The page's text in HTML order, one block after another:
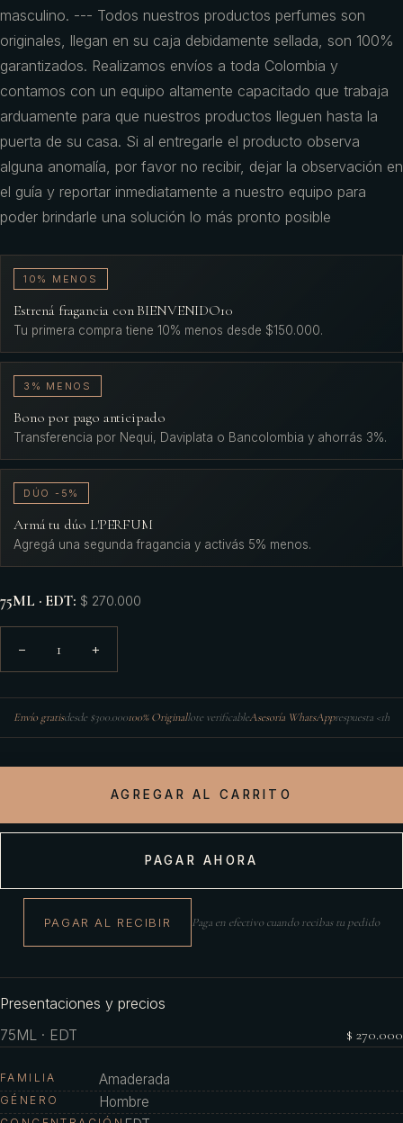
masculino. --- Todos nuestros productos perfumes son
originales, llegan en su caja debidamente sellada, son 100%
garantizados. Realizamos envíos a toda Colombia y
contamos con un equipo altamente capacitado que trabaja
arduamente para que nuestros productos lleguen hasta la
puerta de su casa. Si al entregarle el producto observa
alguna anomalía, por favor no recibir, dejar la observación en
el guía y reportar inmediatamente a nuestro equipo para
poder brindarle una solución lo más pronto posible
10% MENOS
Estrená fragancia con BIENVENIDO10
Tu primera compra tiene 10% menos desde $150.000.
3% MENOS
Bono por pago anticipado
Transferencia por Nequi, Daviplata o Bancolombia y ahorrás 3%.
DÚO -5%
Armá tu dúo L'PERFUM
Agregá una segunda fragancia y activás 5% menos.
75ML · EDT: $ 270.000
− 1 +
Envío gratisdesde $300.000100% Originallote verificableAsesoría WhatsApprespuesta <1h
AGREGAR AL CARRITO
PAGAR AHORA
PAGAR AL RECIBIR Paga en efectivo cuando recibas tu pedido
Presentaciones y precios
75ML · EDT
$ 270.000
FAMILIA Amaderada
GÉNERO Hombre